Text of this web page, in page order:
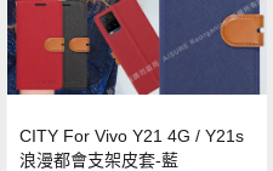
CITY For Vivo Y21 4G / Y21s
浪漫都會支架皮套-藍